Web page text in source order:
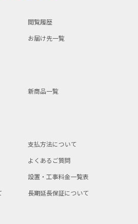
閲覧履歴
お届け先一覧
新商品一覧
支払方法について
よくあるご質問
設置・工事料金一覧表
長期延長保証について